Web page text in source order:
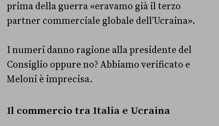
prima della guerra «eravamo già il terzo
partner commerciale globale dell’Ucraina».
I numeri danno ragione alla presidente del
Consiglio oppure no? Abbiamo verificato e
Meloni è imprecisa.
Il commercio tra Italia e Ucraina